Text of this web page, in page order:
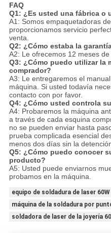
FAQ
Q1: ¿Es usted una fábrica o
A1: Somos empaquetadoras
proporcionamos servicio
venta.
Q2: ¿Cómo estaba la
A2: Le ofrecemos 12 meses de
Q3: ¿Cómo puedo utilizar la
comprador?
A3: Le entregaremos el
máquina. Si usted todavía
contacto con por favor.
Q4: ¿Cómo usted controla
A4: Probaremos la máquina
a través de cada esquina
no se pueden enviar hasta
prueba complicada esencial
menos dos días sin la
Q5: ¿Cómo puedo conocer
producto?
A5: Usted puede enviarnos
probamos en la máquina.
equipo de soldadura de laser 60W
máquina de la soldadura por
soldadora de laser de la joyería